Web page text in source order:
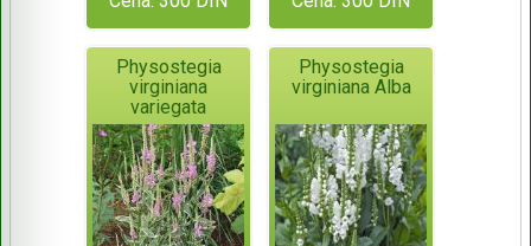
Physostegia
virginiana
variegata
Physostegia
virginiana Alba